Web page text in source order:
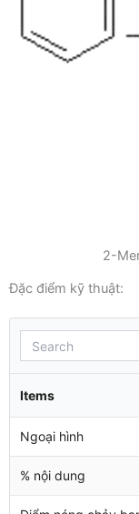
2-
Đặc điểm kỹ thuật:
Items
Ngoại hình
% nội dung